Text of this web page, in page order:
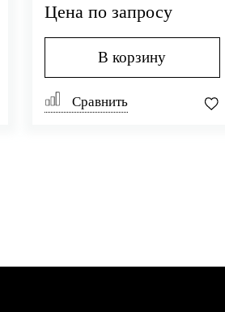
Цена по запросу
В корзину
Сравнить